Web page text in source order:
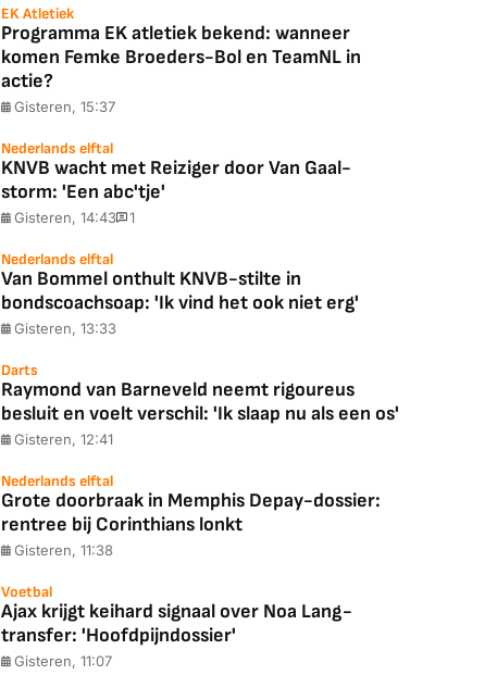
EK Atletiek
Programma EK atletiek bekend: wanneer
komen Femke Broeders-Bol en TeamNL in
actie?
Gisteren, 15:37
Nederlands elftal
KNVB wacht met Reiziger door Van Gaal-
storm: 'Een abc'tje'
Gisteren, 14:43 1
Nederlands elftal
Van Bommel onthult KNVB-stilte in
bondscoachsoap: 'Ik vind het ook niet erg'
Gisteren, 13:33
Darts
Raymond van Barneveld neemt rigoureus
besluit en voelt verschil: 'Ik slaap nu als een os'
Gisteren, 12:41
Nederlands elftal
Grote doorbraak in Memphis Depay-dossier:
rentree bij Corinthians lonkt
Gisteren, 11:38
Voetbal
Ajax krijgt keihard signaal over Noa Lang-
transfer: 'Hoofdpijndossier'
Gisteren, 11:07